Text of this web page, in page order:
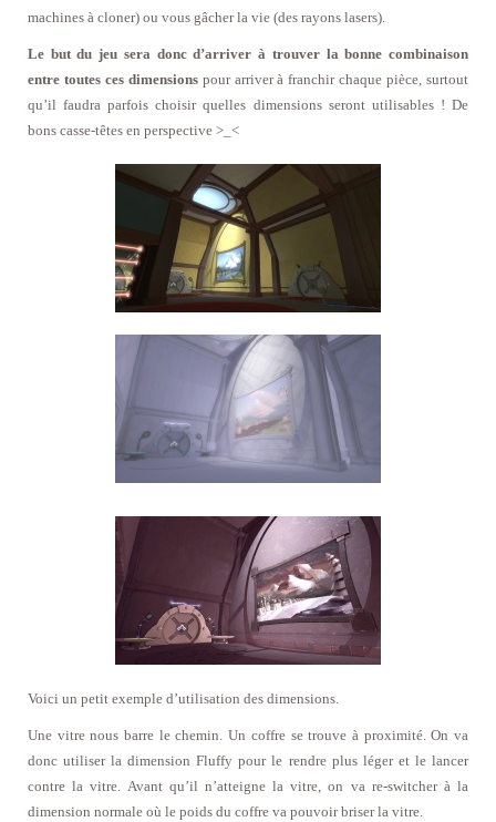
machines à cloner) ou vous gâcher la vie (des rayons lasers).
Le but du jeu sera donc d’arriver à trouver la bonne combinaison
entre toutes ces dimensionspour arriver à franchir chaque pièce, surtout
qu’il faudra parfois choisir quelles dimensions seront utilisables ! De
bons casse-têtes en perspective >_<
Voici un petit exemple d’utilisation des dimensions.
Une vitre nous barre le chemin. Un coffre se trouve à proximité. On va
donc utiliser la dimension Fluffy pour le rendre plus léger et le lancer
contre la vitre. Avant qu’il n’atteigne la vitre, on va re-switcher à la
dimension normale où le poids du coffre va pouvoir briser la vitre.